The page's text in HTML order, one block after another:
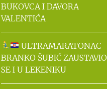
BUKOVCA I DAVORA
VALENTIĆA
ULTRAMARATONAC
BRANKO ŠUBIĆ ZAUSTAVIO
SE I U LEKENIKU